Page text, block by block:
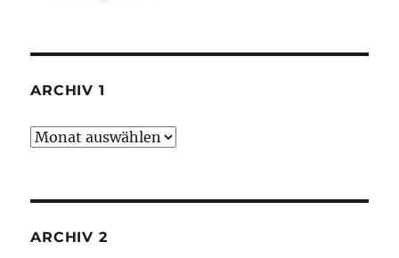
ARCHIV 1
Archiv
ARCHIV 2